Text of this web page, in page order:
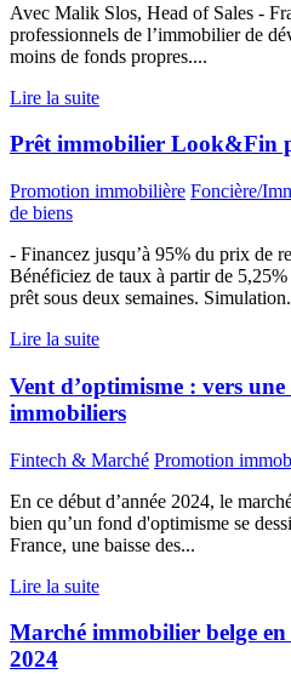
Avec Malik Slos, Head of Sales -
professionnels de l’immobilier de
moins de fonds propres....
Lire la suite
Prêt immobilier Look&Fin
Promotion immobilière Foncière/
de biens
- Financez jusqu’à 95% du prix de
Bénéficiez de taux à partir de
prêt sous deux semaines.
Lire la suite
Vent d’optimisme : vers une
immobiliers
Fintech & Marché Promotion
En ce début d’année 2024, le
bien qu’un fond d'optimisme se
France, une baisse des...
Lire la suite
Marché immobilier belge en
2024